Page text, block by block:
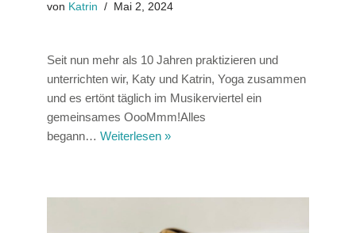
von Katrin Mai 2, 2024
Seit nun mehr als 10 Jahren praktizieren und
unterrichten wir, Katy und Katrin, Yoga zusammen
und es ertönt täglich im Musikerviertel ein
gemeinsames OooMmm!Alles
begann… Weiterlesen »